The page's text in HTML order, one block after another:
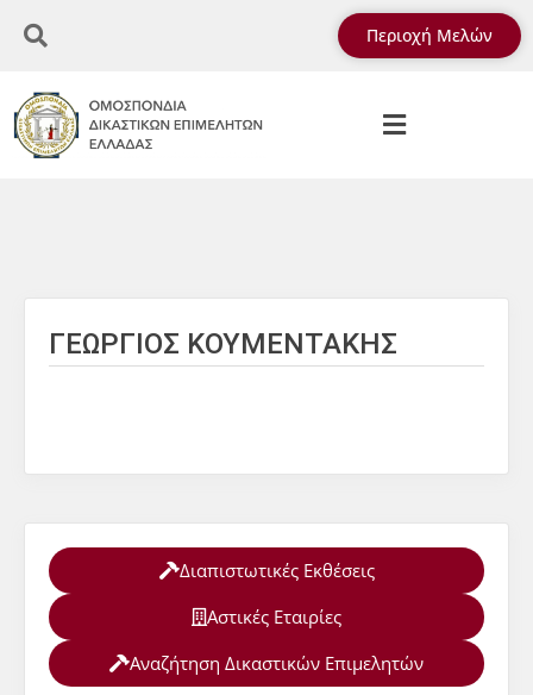
Περιοχή Μελών
ΓΕΩΡΓΙΟΣ ΚΟΥΜΕΝΤΑΚΗΣ
Διαπιστωτικές Εκθέσεις
Αστικές Εταιρίες
Αναζήτηση Δικαστικών Επιμελητών